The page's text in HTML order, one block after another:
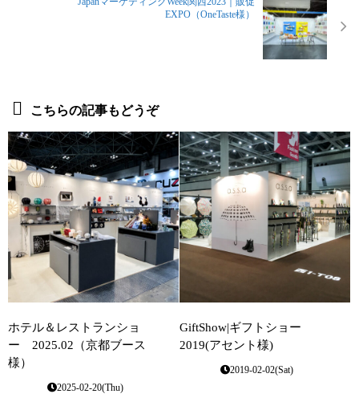
EXPO（OneTaste様）
こちらの記事もどうぞ
ホテル＆レストランショ
ー 2025.02（京都ブース
様）
2025-02-20(Thu)
GiftShow|ギフトショー
2019(アセント様)
2019-02-02(Sat)